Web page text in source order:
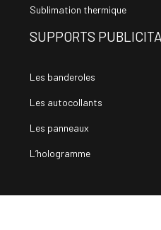
Sublimation thermique
SUPPORTS
Les banderoles
Les autocollants
Les panneaux
L’hologramme